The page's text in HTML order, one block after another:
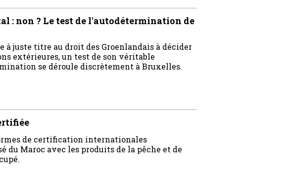
: non ? Le test de l'autodétermination de
à juste titre au droit des Groenlandais à décider
extérieures, un test de son véritable
se déroule discrètement à Bruxelles.
de certification internationales
du Maroc avec les produits de la pêche et de